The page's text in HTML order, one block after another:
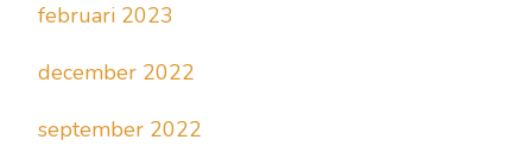
februari 2023
december 2022
september 2022